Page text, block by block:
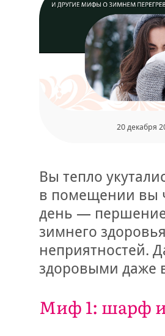
20 декабря
Вы тепло
в помещении вы
день — першение
зимнего
неприятностей.
здоровыми даже
Миф 1: шарф